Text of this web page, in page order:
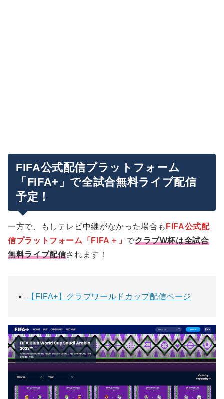
FIFA公式配信プラットフォーム
「FIFA+」で全試合無料ライブ配信
予定！
一方で、もしテレビ中継がなかった場合も FIFA公式配
信プラットフォーム「FIFA＋」 でクラブW杯は全試合
無料ライブ配信されます！
【FIFA+】クラブワールドカップ配信ページ